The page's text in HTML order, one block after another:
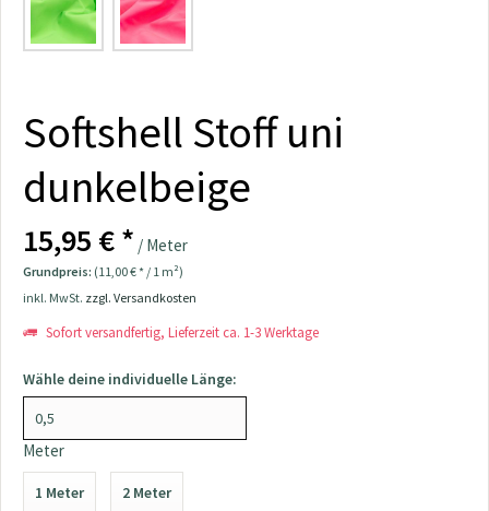
Softshell Stoff uni
dunkelbeige
15,95 € * / Meter
Grundpreis: (11,00 € * / 1 m²)
inkl. MwSt. zzgl. Versandkosten
Sofort versandfertig, Lieferzeit ca. 1-3 Werktage
Wähle deine individuelle Länge:
Meter
1 Meter 2 Meter